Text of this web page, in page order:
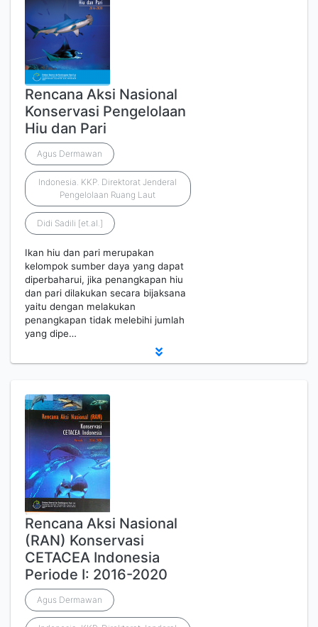
Rencana Aksi Nasional
Konservasi Pengelolaan
Hiu dan Pari
Agus Dermawan
Indonesia. KKP. Direktorat Jenderal
Pengelolaan Ruang Laut
Didi Sadili [et.al.]
Ikan hiu dan pari merupakan
kelompok sumber daya yang dapat
diperbaharui, jika penangkapan hiu
dan pari dilakukan secara bijaksana
yaitu dengan melakukan
penangkapan tidak melebihi jumlah
yang dipe…
Rencana Aksi Nasional
(RAN) Konservasi
CETACEA Indonesia
Periode I: 2016-2020
Agus Dermawan